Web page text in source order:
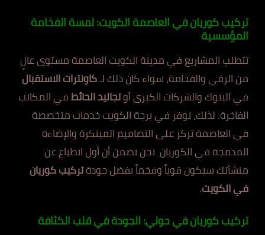
تركيب كوريان في العاصمة الكويت: لمسة الفخامة
المؤسسية
تتطلب المشاريع في مدينة الكويت العاصمة مستوى عالٍ
من الرقي والفخامة، سواء كان ذلك لـكاونترات الاستقبال
في البنوك والشركات الكبرى أوتجاليد الحائطفي المكاتب
الفاخرة. لذلك، نوفر في برجة الكويت خدمات متخصصة
في العاصمة تركز على التصاميم المبتكرة والإضاءة
المدمجة في الكوريان. نحن نضمن أن أول انطباع عن
منشأتك سيكون قوياً وفخماً بفضل جودةتركيب كوريان
في الكويت.
تركيب كوريان في حولي: الجودة في قلب الكثافة